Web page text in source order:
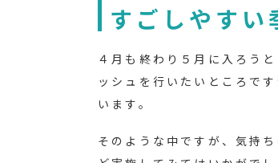
すごしやすい
４月も終わり５月に入ろう
ッシュを行いたいところで
います。
そのような中ですが、気持